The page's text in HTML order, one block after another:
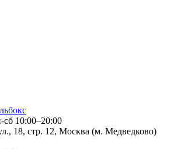
сб 10:00–20:00
18, стр. 12, Москва (м. Медведково)